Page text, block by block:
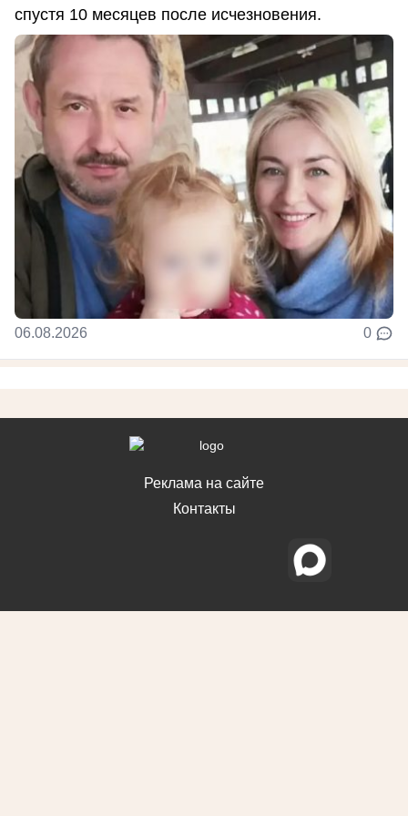
спустя 10 месяцев после исчезновения.
06.08.2026 0
Реклама на сайте
Контакты